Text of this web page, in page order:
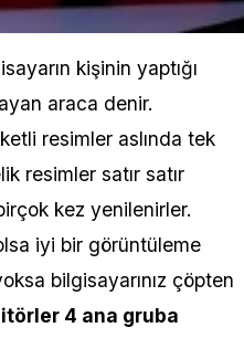
kişinin yaptığı
araca denir.
resimler aslında tek
resimler satır satır
kez yenilenirler.
iyi bir görüntüleme
bilgisayarınız çöpten
4 ana gruba